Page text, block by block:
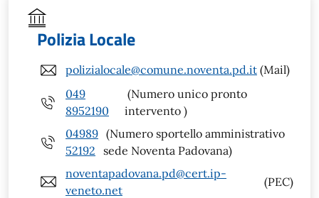
Polizia Locale
polizialocale@comune.noventa.pd.it (Mail)
049
8952190
(Numero unico pronto
intervento )
04989
52192
(Numero sportello amministrativo
sede Noventa Padovana)
noventapadovana.pd@cert.ip-
veneto.net
(PEC)